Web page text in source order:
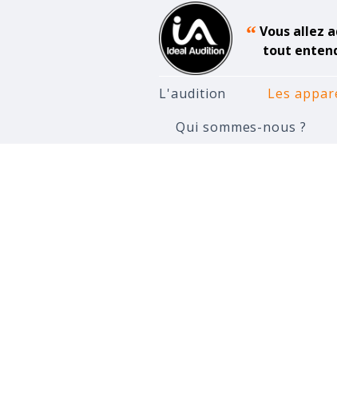
“Vous allez
tout
L'audition Les
Qui sommes-nous ?
Accueil Appareils Auditifs